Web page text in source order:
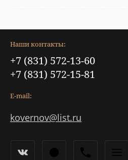
Наши контакты:
+7 (831) 572-13-60
+7 (831) 572-15-81
E-mail:
kovernov@list.ru